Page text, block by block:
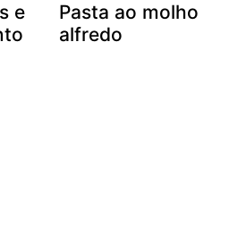
e
Pasta ao molho
alfredo